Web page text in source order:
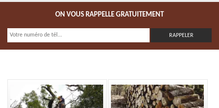
ON VOUS RAPPELLE GRATUITEMENT